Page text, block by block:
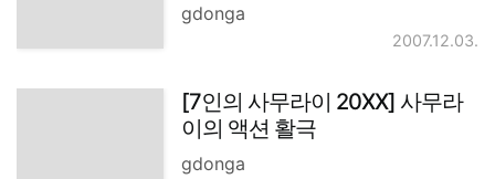
gdonga
2007.12.03.
[7인의 사무라이 20XX] 사무라
이의 액션 활극
gdonga